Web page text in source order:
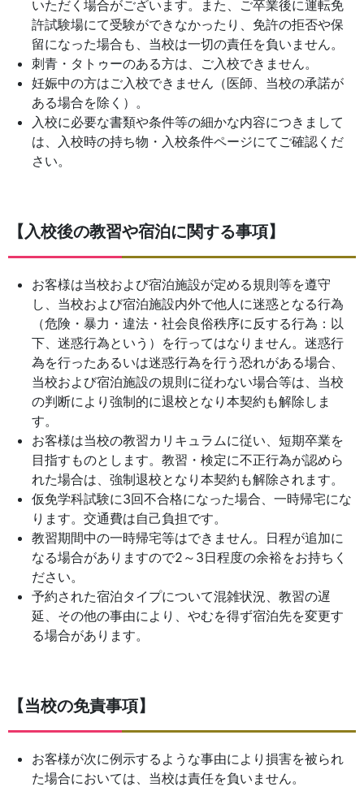
いただく場合がございます。また、ご卒業後に運転免
許試験場にて受験ができなかったり、免許の拒否や保
留になった場合も、当校は一切の責任を負いません。
刺青・タトゥーのある方は、ご入校できません。
妊娠中の方はご入校できません（医師、当校の承諾が
ある場合を除く）。
入校に必要な書類や条件等の細かな内容につきまして
は、入校時の持ち物・入校条件ページにてご確認くだ
さい。
【入校後の教習や宿泊に関する事項】
お客様は当校および宿泊施設が定める規則等を遵守
し、当校および宿泊施設内外で他人に迷惑となる行為
（危険・暴力・違法・社会良俗秩序に反する行為：以
下、迷惑行為という）を行ってはなりません。迷惑行
為を行ったあるいは迷惑行為を行う恐れがある場合、
当校および宿泊施設の規則に従わない場合等は、当校
の判断により強制的に退校となり本契約も解除しま
す。
お客様は当校の教習カリキュラムに従い、短期卒業を
目指すものとします。教習・検定に不正行為が認めら
れた場合は、強制退校となり本契約も解除されます。
仮免学科試験に3回不合格になった場合、一時帰宅にな
ります。交通費は自己負担です。
教習期間中の一時帰宅等はできません。日程が追加に
なる場合がありますので2～3日程度の余裕をお持ちく
ださい。
予約された宿泊タイプについて混雑状況、教習の遅
延、その他の事由により、やむを得ず宿泊先を変更す
る場合があります。
【当校の免責事項】
お客様が次に例示するような事由により損害を被られ
た場合においては、当校は責任を負いません。